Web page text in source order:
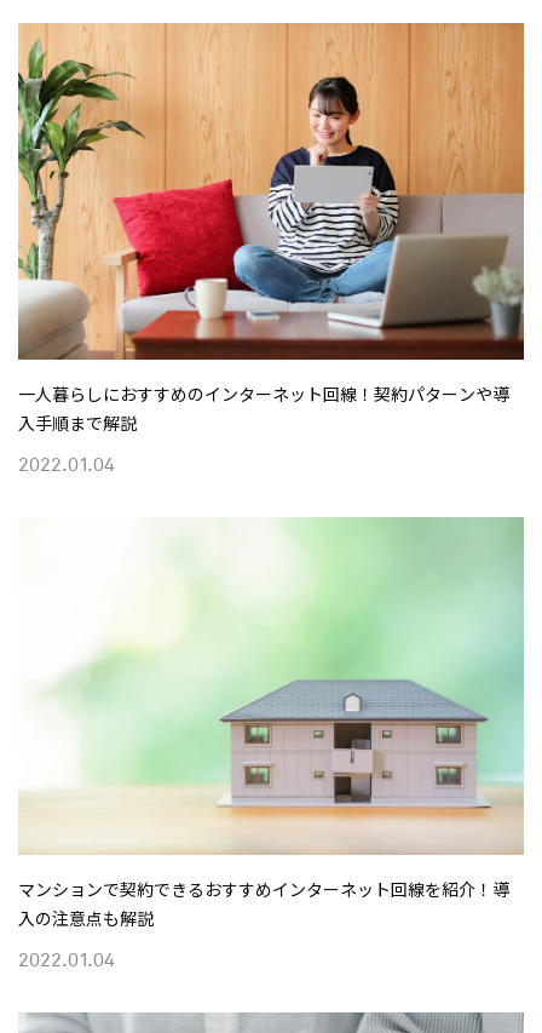
2022.01.04
一人暮らしにおすすめのインターネット回線！契約パターンや導
入手順まで解説
2022.01.04
マンションで契約できるおすすめインターネット回線を紹介！導
入の注意点も解説